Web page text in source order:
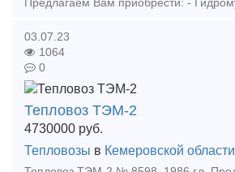
03.07.23
1064
0
Тепловоз ТЭМ-2
4730000 руб.
Тепловозы в Кемеровской области